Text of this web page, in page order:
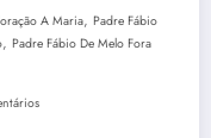
A Maria, Padre Fábio
, Padre Fábio De Melo Fora